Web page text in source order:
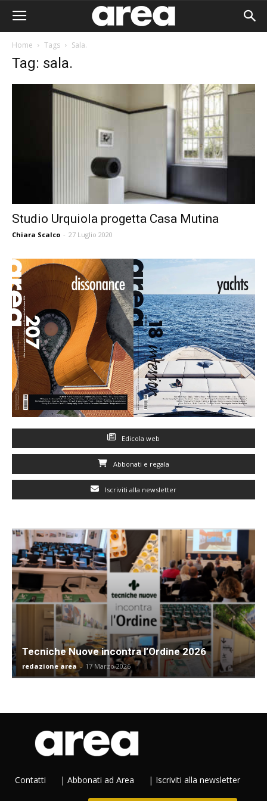
Home Tags Sala.
Tag: sala.
Studio Urquiola progetta Casa Mutina
Chiara Scalco - 27 Luglio 2020
Edicola web
Abbonati e regala
Iscriviti alla newsletter
Tecniche Nuove incontra l’Ordine 2026
redazione area - 17 Marzo 2026
Contatti | Abbonati ad Area | Iscriviti alla newsletter